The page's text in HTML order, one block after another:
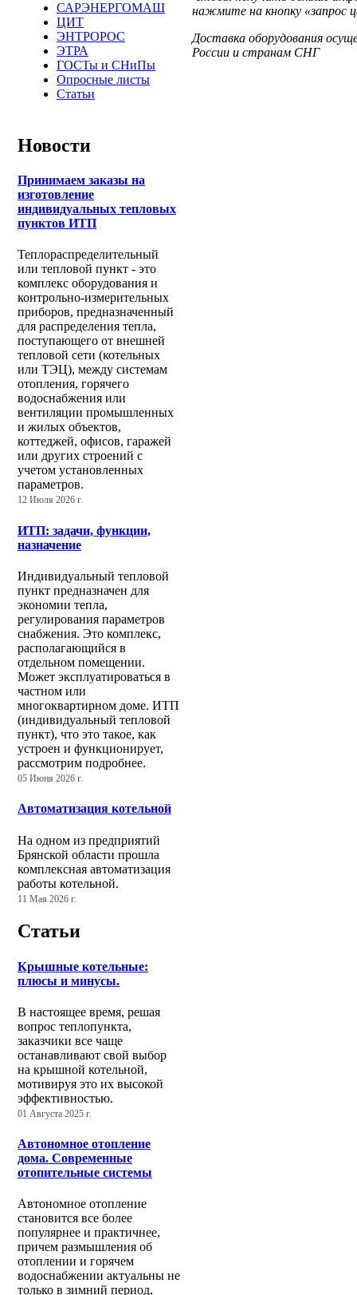
САРЭНЕРГОМАШ
ЦИТ
ЭНТРОРОС
ЭТРА
ГОСТы и СНиПы
Опросные листы
Статьи
Новости
Принимаем заказы на
изготовление
индивидуальных тепловых
пунктов ИТП
Теплораспределительный
или тепловой пункт - это
комплекс оборудования и
контрольно-измерительных
приборов, предназначенный
для распределения тепла,
поступающего от внешней
тепловой сети (котельных
или ТЭЦ), между системам
отопления, горячего
водоснабжения или
вентиляции промышленных
и жилых объектов,
коттеджей, офисов, гаражей
или других строений с
учетом установленных
параметров.
12 Июля 2026 г.
ИТП: задачи, функции,
назначение
Индивидуальный тепловой
пункт предназначен для
экономии тепла,
регулирования параметров
снабжения. Это комплекс,
располагающийся в
отдельном помещении.
Может эксплуатироваться в
частном или
многоквартирном доме. ИТП
(индивидуальный тепловой
пункт), что это такое, как
устроен и функционирует,
рассмотрим подробнее.
05 Июня 2026 г.
Автоматизация котельной
На одном из предприятий
Брянской области прошла
комплексная автоматизация
работы котельной.
11 Мая 2026 г.
Статьи
Крышные котельные:
плюсы и минусы.
В настоящее время, решая
вопрос теплопункта,
заказчики все чаще
останавливают свой выбор
на крышной котельной,
мотивируя это их высокой
эффективностью.
01 Августа 2025 г.
Автономное отопление
дома. Современные
отопительные системы
Автономное отопление
становится все более
популярнее и практичнее,
причем размышления об
отоплении и горячем
водоснабжении актуальны не
только в зимний период,
нажмите на кнопку «запрос
Доставка оборудования
России и странам СНГ